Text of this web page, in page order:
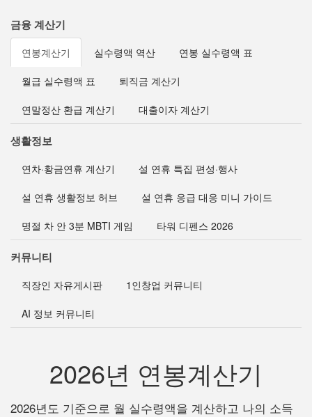
금융 계산기
연봉계산기 실수령액 역산 연봉 실수령액 표
월급 실수령액 표 퇴직금 계산기
연말정산 환급 계산기 대출이자 계산기
생활정보
연차·황금연휴 계산기 설 연휴 특집 편성·행사
설 연휴 생활정보 허브 설 연휴 응급 대응 미니 가이드
명절 차 안 3분 MBTI 게임 타워 디펜스 2026
커뮤니티
직장인 자유게시판 1인창업 커뮤니티
AI 정보 커뮤니티
2026년 연봉계산기
2026년도 기준으로 월 실수령액을 계산하고 나의 소득